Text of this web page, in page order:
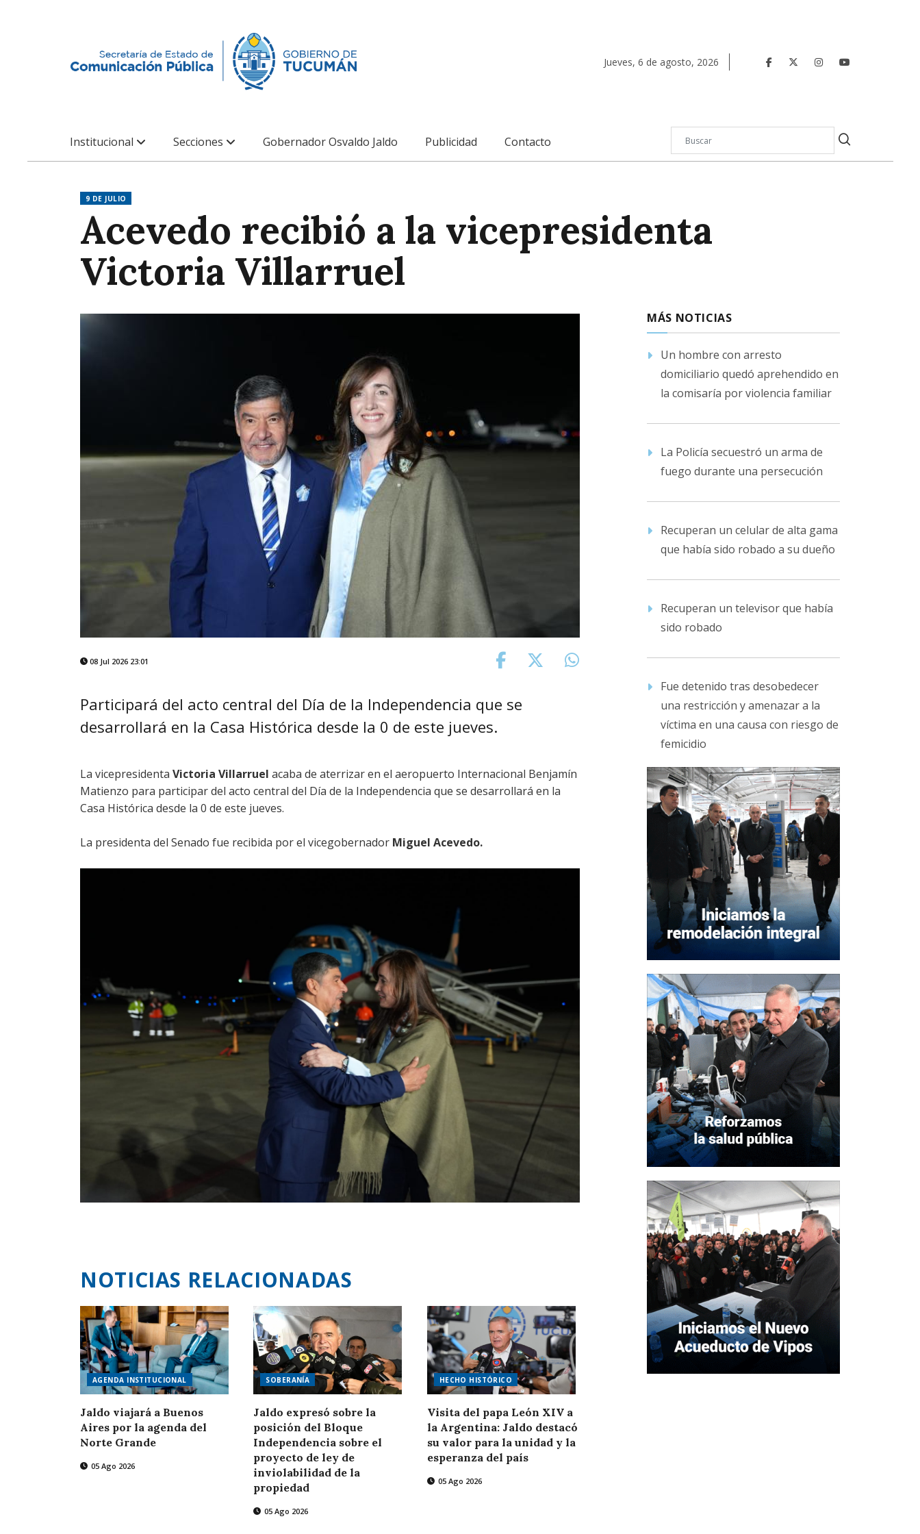
Jueves, 6 de agosto, 2026
Institucional Secciones Gobernador Osvaldo Jaldo Publicidad Contacto
9 DE JULIO
Acevedo recibió a la vicepresidenta
Victoria Villarruel
08 Jul 2026 23:01
Participará del acto central del Día de la Independencia que se
desarrollará en la Casa Histórica desde la 0 de este jueves.
La vicepresidenta Victoria Villarruel acaba de aterrizar en el aeropuerto Internacional Benjamín
Matienzo para participar del acto central del Día de la Independencia que se desarrollará en la
Casa Histórica desde la 0 de este jueves.
La presidenta del Senado fue recibida por el vicegobernador Miguel Acevedo.
NOTICIAS RELACIONADAS
AGENDA INSTITUCIONAL
Jaldo viajará a Buenos
Aires por la agenda del
Norte Grande
05 Ago 2026
SOBERANÍA
Jaldo expresó sobre la
posición del Bloque
Independencia sobre el
proyecto de ley de
inviolabilidad de la
propiedad
05 Ago 2026
HECHO HISTÓRICO
Visita del papa León XIV a
la Argentina: Jaldo destacó
su valor para la unidad y la
esperanza del país
05 Ago 2026
MÁS NOTICIAS
Un hombre con arresto
domiciliario quedó aprehendido en
la comisaría por violencia familiar
La Policía secuestró un arma de
fuego durante una persecución
Recuperan un celular de alta gama
que había sido robado a su dueño
Recuperan un televisor que había
sido robado
Fue detenido tras desobedecer
una restricción y amenazar a la
víctima en una causa con riesgo de
femicidio